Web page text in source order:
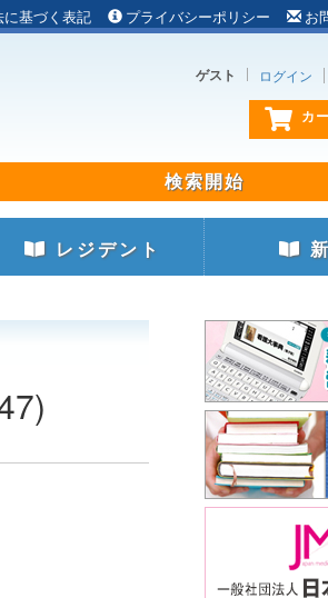
基づく表記 プライバシーポリシー お
ゲスト ログイン
カ
レジデント